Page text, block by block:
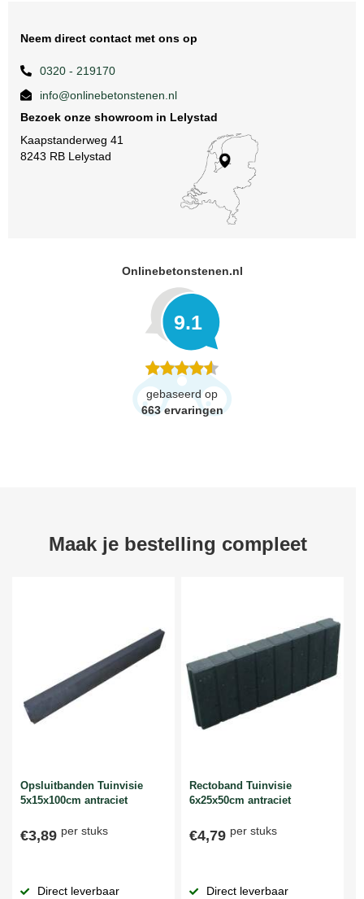
Neem direct contact met ons op
0320 - 219170
info@onlinebetonstenen.nl
Bezoek onze showroom in Lelystad
Kaapstanderweg 41
8243 RB Lelystad
Onlinebetonstenen.nl
9.1
gebaseerd op
663 ervaringen
Maak je bestelling compleet
Opsluitbanden Tuinvisie
5x15x100cm antraciet
€3,89 per stuks
Direct leverbaar
Rectoband Tuinvisie
6x25x50cm antraciet
€4,79 per stuks
Direct leverbaar